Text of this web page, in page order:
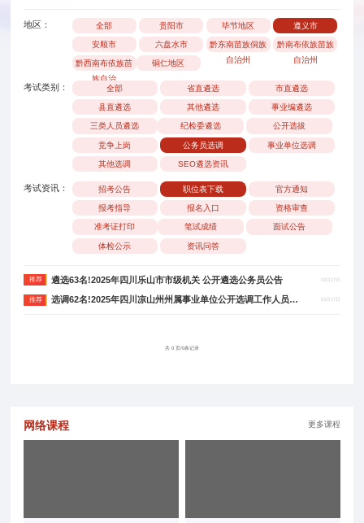
地区： 全部 贵阳市 毕节地区 遵义市
安顺市 六盘水市
黔东南苗族侗族
自治州
黔南布依族苗族
自治州
黔西南布依族苗
族自治
铜仁地区
考试类别： 全部 省直遴选 市直遴选
县直遴选 其他遴选 事业编遴选
三类人员遴选 纪检委遴选 公开选拔
竞争上岗 公务员选调 事业单位选调
其他选调 SEO遴选资讯
考试资讯： 招考公告 职位表下载 官方通知
报考指导 报名入口 资格审查
准考证打印 笔试成绩 面试公告
体检公示 资讯问答
推荐 遴选63名!2025年四川乐山市市级机关 公开遴选公务员公告 03月27日
推荐 选调62名!2025年四川凉山州州属事业单位公开选调工作人员公告 03月27日
共 0 页/0条记录
网络课程 更多课程